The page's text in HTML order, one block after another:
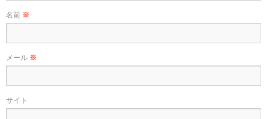
名前 ※
メール ※
サイト